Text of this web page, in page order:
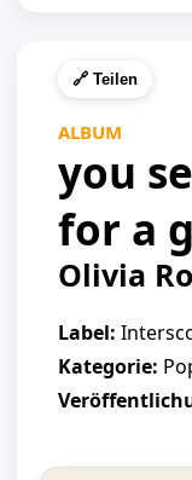
🔗 Teilen
ALBUM
you
for a
Olivia
Label:
Kategorie: